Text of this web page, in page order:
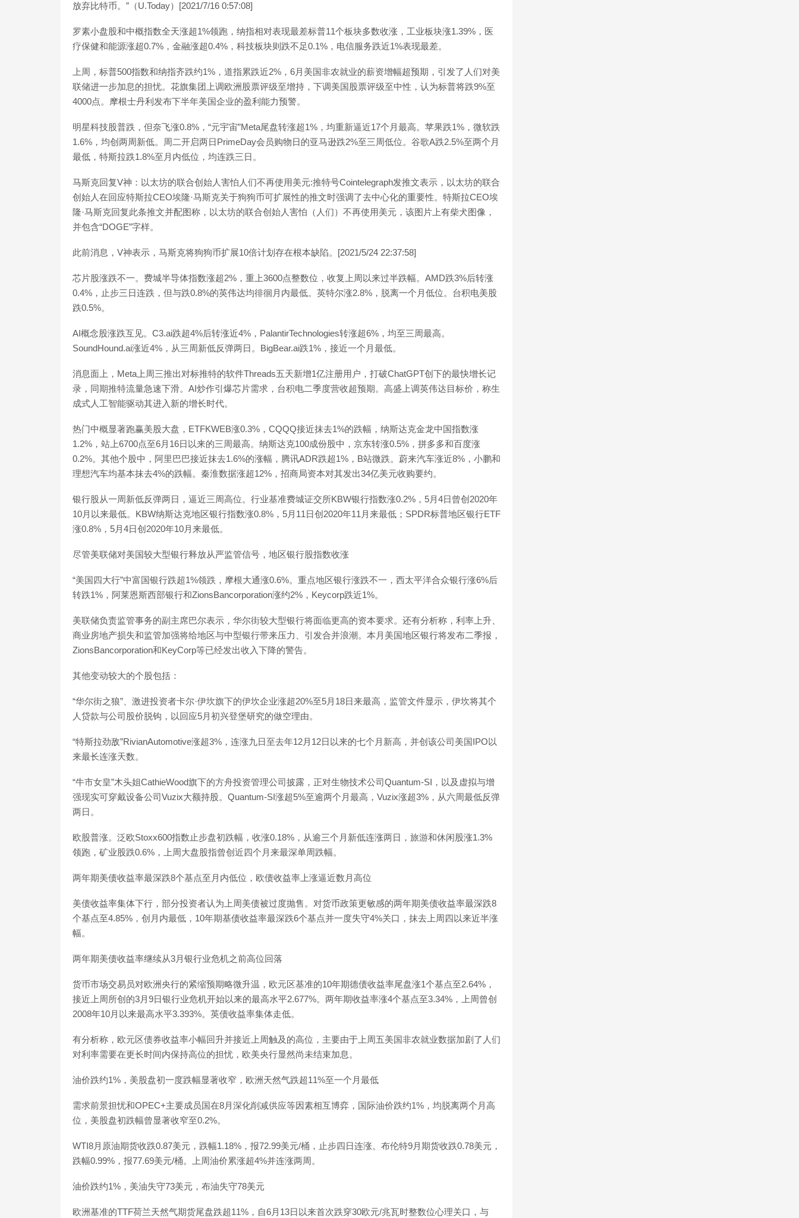
放弃比特币。”（U.Today）[2021/7/16 0:57:08]
罗素小盘股和中概指数全天涨超1%领跑，纳指相对表现最差标普11个板块多数收涨，工业板块涨1.39%，医
疗保健和能源涨超0.7%，金融涨超0.4%，科技板块则跌不足0.1%，电信服务跌近1%表现最差。
上周，标普500指数和纳指齐跌约1%，道指累跌近2%，6月美国非农就业的薪资增幅超预期，引发了人们对美
联储进一步加息的担忧。花旗集团上调欧洲股票评级至增持，下调美国股票评级至中性，认为标普将跌9%至
4000点。摩根士丹利发布下半年美国企业的盈利能力预警。
明星科技股普跌，但奈飞涨0.8%，“元宇宙”Meta尾盘转涨超1%，均重新逼近17个月最高。苹果跌1%，微软跌
1.6%，均创两周新低。周二开启两日PrimeDay会员购物日的亚马逊跌2%至三周低位。谷歌A跌2.5%至两个月
最低，特斯拉跌1.8%至月内低位，均连跌三日。
马斯克回复V神：以太坊的联合创始人害怕人们不再使用美元:推特号Cointelegraph发推文表示，以太坊的联合
创始人在回应特斯拉CEO埃隆·马斯克关于狗狗币可扩展性的推文时强调了去中心化的重要性。特斯拉CEO埃
隆·马斯克回复此条推文并配图称，以太坊的联合创始人害怕（人们）不再使用美元，该图片上有柴犬图像，
并包含“DOGE”字样。
此前消息，V神表示，马斯克将狗狗币扩展10倍计划存在根本缺陷。[2021/5/24 22:37:58]
芯片股涨跌不一。费城半导体指数涨超2%，重上3600点整数位，收复上周以来过半跌幅。AMD跌3%后转涨
0.4%，止步三日连跌，但与跌0.8%的英伟达均徘徊月内最低。英特尔涨2.8%，脱离一个月低位。台积电美股
跌0.5%。
AI概念股涨跌互见。C3.ai跌超4%后转涨近4%，PalantirTechnologies转涨超6%，均至三周最高。
SoundHound.ai涨近4%，从三周新低反弹两日。BigBear.ai跌1%，接近一个月最低。
消息面上，Meta上周三推出对标推特的软件Threads五天新增1亿注册用户，打破ChatGPT创下的最快增长记
录，同期推特流量急速下滑。AI炒作引爆芯片需求，台积电二季度营收超预期。高盛上调英伟达目标价，称生
成式人工智能驱动其进入新的增长时代。
热门中概显著跑赢美股大盘，ETFKWEB涨0.3%，CQQQ接近抹去1%的跌幅，纳斯达克金龙中国指数涨
1.2%，站上6700点至6月16日以来的三周最高。纳斯达克100成份股中，京东转涨0.5%，拼多多和百度涨
0.2%。其他个股中，阿里巴巴接近抹去1.6%的涨幅，腾讯ADR跌超1%，B站微跌。蔚来汽车涨近8%，小鹏和
理想汽车均基本抹去4%的跌幅。秦淮数据涨超12%，招商局资本对其发出34亿美元收购要约。
银行股从一周新低反弹两日，逼近三周高位。行业基准费城证交所KBW银行指数涨0.2%，5月4日曾创2020年
10月以来最低。KBW纳斯达克地区银行指数涨0.8%，5月11日创2020年11月来最低；SPDR标普地区银行ETF
涨0.8%，5月4日创2020年10月来最低。
尽管美联储对美国较大型银行释放从严监管信号，地区银行股指数收涨
“美国四大行”中富国银行跌超1%领跌，摩根大通涨0.6%。重点地区银行涨跌不一，西太平洋合众银行涨6%后
转跌1%，阿莱恩斯西部银行和ZionsBancorporation涨约2%，Keycorp跌近1%。
美联储负责监管事务的副主席巴尔表示，华尔街较大型银行将面临更高的资本要求。还有分析称，利率上升、
商业房地产损失和监管加强将给地区与中型银行带来压力、引发合并浪潮。本月美国地区银行将发布二季报，
ZionsBancorporation和KeyCorp等已经发出收入下降的警告。
其他变动较大的个股包括：
“华尔街之狼”、激进投资者卡尔·伊坎旗下的伊坎企业涨超20%至5月18日来最高，监管文件显示，伊坎将其个
人贷款与公司股价脱钩，以回应5月初兴登堡研究的做空理由。
“特斯拉劲敌”RivianAutomotive涨超3%，连涨九日至去年12月12日以来的七个月新高，并创该公司美国IPO以
来最长连涨天数。
“牛市女皇”木头姐CathieWood旗下的方舟投资管理公司披露，正对生物技术公司Quantum-SI，以及虚拟与增
强现实可穿戴设备公司Vuzix大额持股。Quantum-SI涨超5%至逾两个月最高，Vuzix涨超3%，从六周最低反弹
两日。
欧股普涨。泛欧Stoxx600指数止步盘初跌幅，收涨0.18%，从逾三个月新低连涨两日，旅游和休闲股涨1.3%
领跑，矿业股跌0.6%，上周大盘股指曾创近四个月来最深单周跌幅。
两年期美债收益率最深跌8个基点至月内低位，欧债收益率上涨逼近数月高位
美债收益率集体下行，部分投资者认为上周美债被过度抛售。对货币政策更敏感的两年期美债收益率最深跌8
个基点至4.85%，创月内最低，10年期基债收益率最深跌6个基点并一度失守4%关口，抹去上周四以来近半涨
幅。
两年期美债收益率继续从3月银行业危机之前高位回落
货币市场交易员对欧洲央行的紧缩预期略微升温，欧元区基准的10年期德债收益率尾盘涨1个基点至2.64%，
接近上周所创的3月9日银行业危机开始以来的最高水平2.677%。两年期收益率涨4个基点至3.34%，上周曾创
2008年10月以来最高水平3.393%。英债收益率集体走低。
有分析称，欧元区债券收益率小幅回升并接近上周触及的高位，主要由于上周五美国非农就业数据加剧了人们
对利率需要在更长时间内保持高位的担忧，欧美央行显然尚未结束加息。
油价跌约1%，美股盘初一度跌幅显著收窄，欧洲天然气跌超11%至一个月最低
需求前景担忧和OPEC+主要成员国在8月深化削减供应等因素相互博弈，国际油价跌约1%，均脱离两个月高
位，美股盘初跌幅曾显著收窄至0.2%。
WTI8月原油期货收跌0.87美元，跌幅1.18%，报72.99美元/桶，止步四日连涨。布伦特9月期货收跌0.78美元，
跌幅0.99%，报77.69美元/桶。上周油价累涨超4%并连涨两周。
油价跌约1%，美油失守73美元，布油失守78美元
欧洲基准的TTF荷兰天然气期货尾盘跌超11%，自6月13日以来首次跌穿30欧元/兆瓦时整数位心理关口，与